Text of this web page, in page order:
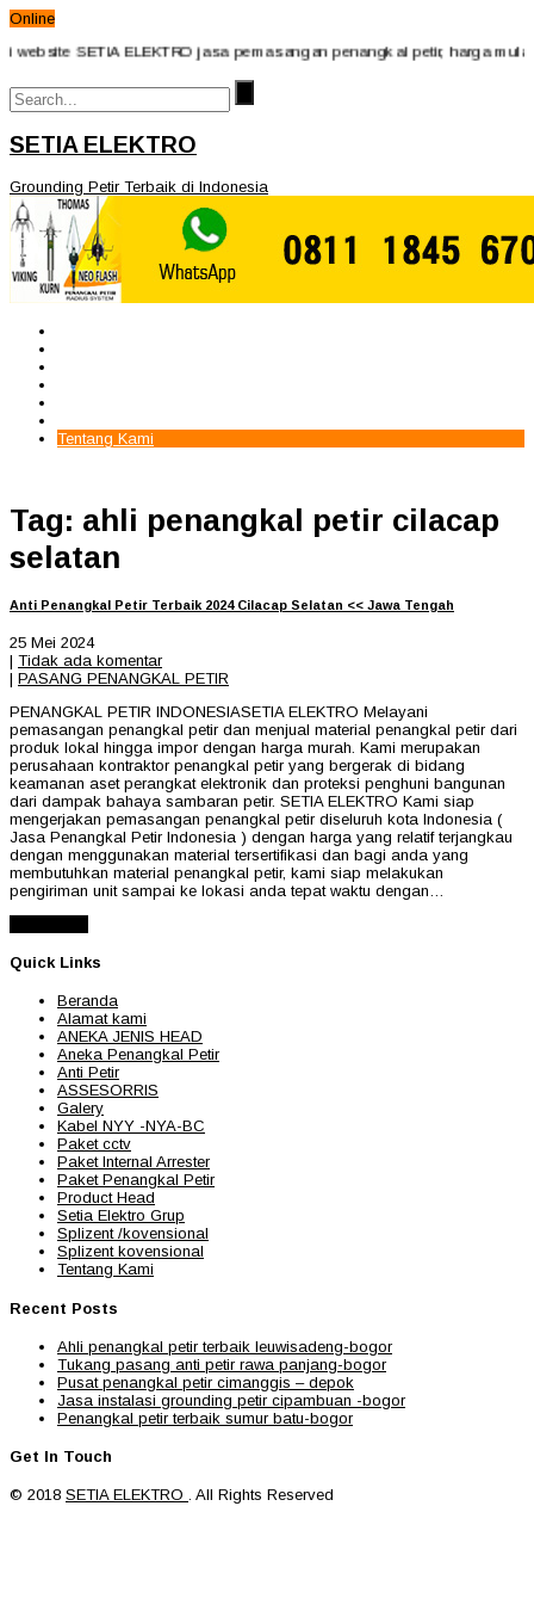
Online
SETIA ELEKTRO jasa pemasangan penangkal petir, harga
SETIA ELEKTRO
Grounding Petir Terbaik di Indonesia
Tentang Kami
Tag: ahli penangkal petir cilacap
selatan
Anti Penangkal Petir Terbaik 2024 Cilacap Selatan << Jawa Tengah
25 Mei 2024
| Tidak ada komentar
| PASANG PENANGKAL PETIR
PENANGKAL PETIR INDONESIASETIA ELEKTRO Melayani
pemasangan penangkal petir dan menjual material penangkal petir dari
produk lokal hingga impor dengan harga murah. Kami merupakan
perusahaan kontraktor penangkal petir yang bergerak di bidang
keamanan aset perangkat elektronik dan proteksi penghuni bangunan
dari dampak bahaya sambaran petir. SETIA ELEKTRO Kami siap
mengerjakan pemasangan penangkal petir diseluruh kota Indonesia (
Jasa Penangkal Petir Indonesia ) dengan harga yang relatif terjangkau
dengan menggunakan material tersertifikasi dan bagi anda yang
membutuhkan material penangkal petir, kami siap melakukan
pengiriman unit sampai ke lokasi anda tepat waktu dengan…
Quick Links
Beranda
Alamat kami
ANEKA JENIS HEAD
Aneka Penangkal Petir
Anti Petir
ASSESORRIS
Galery
Kabel NYY -NYA-BC
Paket cctv
Paket Internal Arrester
Paket Penangkal Petir
Product Head
Setia Elektro Grup
Splizent /kovensional
Splizent kovensional
Tentang Kami
Recent Posts
Ahli penangkal petir terbaik leuwisadeng-bogor
Tukang pasang anti petir rawa panjang-bogor
Pusat penangkal petir cimanggis – depok
Jasa instalasi grounding petir cipambuan -bogor
Penangkal petir terbaik sumur batu-bogor
Get In Touch
© 2018 SETIA ELEKTRO . All Rights Reserved